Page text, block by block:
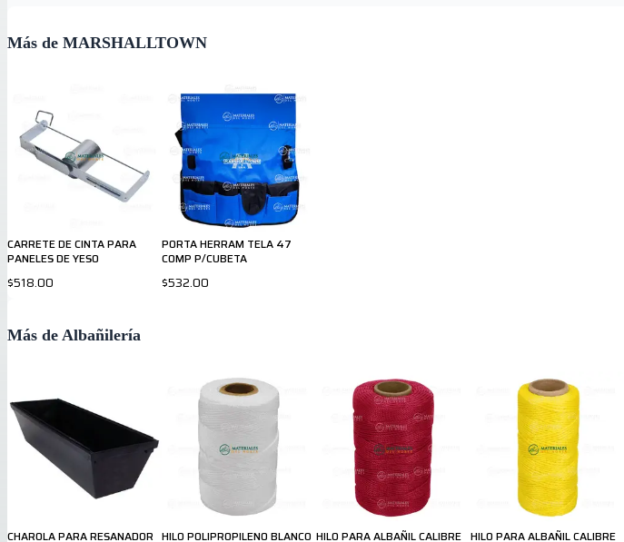
Más de MARSHALLTOWN
CARRETE DE CINTA PARA
PANELES DE YESO
$518.00
PORTA HERRAM TELA 47
COMP P/CUBETA
$532.00
Más de Albañilería
CHAROLA PARA RESANADOR HILO POLIPROPILENO BLANCO HILO PARA ALBAÑIL CALIBRE HILO PARA ALBAÑIL CALIBRE